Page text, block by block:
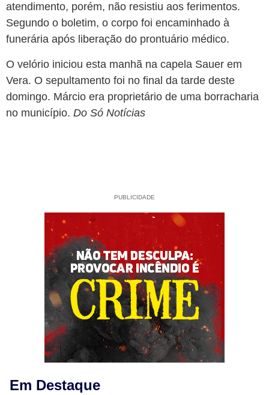
atendimento, porém, não resistiu aos ferimentos.
Segundo o boletim, o corpo foi encaminhado à
funerária após liberação do prontuário médico.
O velório iniciou esta manhã na capela Sauer em
Vera. O sepultamento foi no final da tarde deste
domingo. Márcio era proprietário de uma borracharia
no município. Do Só Notícias
PUBLICIDADE
Em Destaque